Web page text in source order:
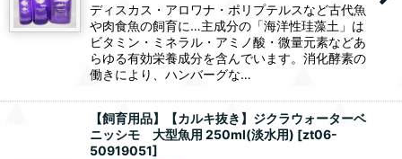
ディスカス・アロワナ・ポリプテルスなど古代魚
や肉食魚の飼育に…主成分の「海洋性珪藻土」は
ビタミン・ミネラル・アミノ酸・微量元素などあ
らゆる有効栄養成分を含んでいます。消化酵素の
働きにより、ハンバーグな…
【飼育用品】【カルキ抜き】ジクラウォーターベ
ニッシモ 大型魚用 250ml(淡水用) [zt06-
50919051]